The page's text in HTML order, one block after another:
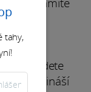
což je
Budete
které přináší
tahy,